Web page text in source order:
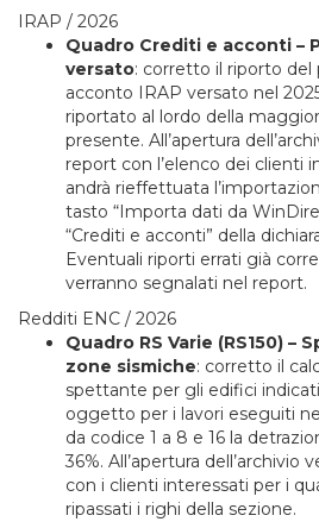
IRAP / 2026
Quadro Crediti e acconti –
versato: corretto il riporto del
acconto IRAP versato nel
riportato al lordo della
presente. All’apertura
report con l’elenco dei clienti
andrà rieffettuata
tasto “Importa dati da
“Crediti e acconti” della
Eventuali riporti errati già
verranno segnalati nel report.
Redditi ENC / 2026
Quadro RS Varie (RS150) –
zone sismiche: corretto il
spettante per gli edifici
oggetto per i lavori eseguiti
da codice 1 a 8 e 16 la
36%. All’apertura dell’archivio
con i clienti interessati per i
ripassati i righi della sezione.